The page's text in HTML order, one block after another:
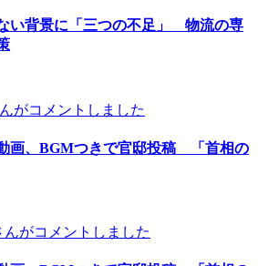
い背景に「三つの不足」 物流の専
がコメントしました
画、BGMつきで官邸投稿 「首相の
んがコメントしました